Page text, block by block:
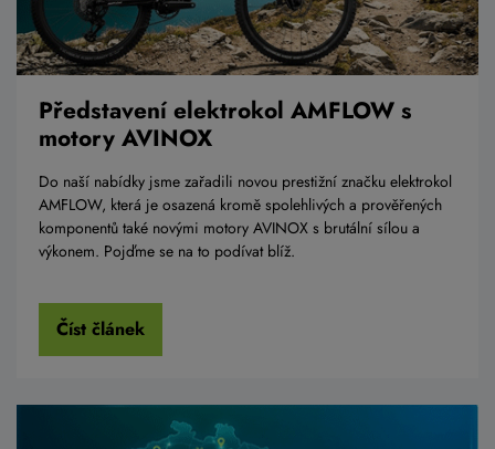
Představení elektrokol AMFLOW s
motory AVINOX
Do naší nabídky jsme zařadili novou prestižní značku elektrokol
AMFLOW, která je osazená kromě spolehlivých a prověřených
komponentů také novými motory AVINOX s brutální sílou a
výkonem. Pojďme se na to podívat blíž.
Číst článek